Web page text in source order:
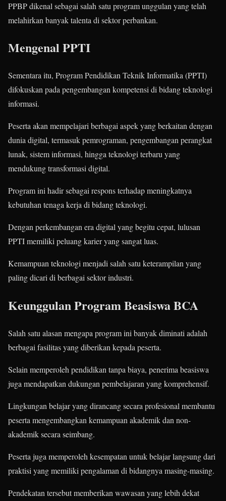
PPBP dikenal sebagai salah satu program unggulan yang telah
melahirkan banyak talenta di sektor perbankan.
Mengenal PPTI
Sementara itu, Program Pendidikan Teknik Informatika (PPTI)
difokuskan pada pengembangan kompetensi di bidang teknologi
informasi.
Peserta akan mempelajari berbagai aspek yang berkaitan dengan
dunia digital, termasuk pemrograman, pengembangan perangkat
lunak, sistem informasi, hingga teknologi terbaru yang
mendukung transformasi digital.
Program ini hadir sebagai respons terhadap meningkatnya
kebutuhan tenaga kerja di bidang teknologi.
Dengan perkembangan era digital yang begitu cepat, lulusan
PPTI memiliki peluang karier yang sangat luas.
Kemampuan teknologi menjadi salah satu keterampilan yang
paling dicari di berbagai sektor industri.
Keunggulan Program Beasiswa BCA
Salah satu alasan mengapa program ini banyak diminati adalah
berbagai fasilitas yang diberikan kepada peserta.
Selain memperoleh pendidikan tanpa biaya, penerima beasiswa
juga mendapatkan dukungan pembelajaran yang komprehensif.
Lingkungan belajar yang dirancang secara profesional membantu
peserta mengembangkan kemampuan akademik dan non-
akademik secara seimbang.
Peserta juga memperoleh kesempatan untuk belajar langsung dari
praktisi yang memiliki pengalaman di bidangnya masing-masing.
Pendekatan tersebut memberikan wawasan yang lebih dekat